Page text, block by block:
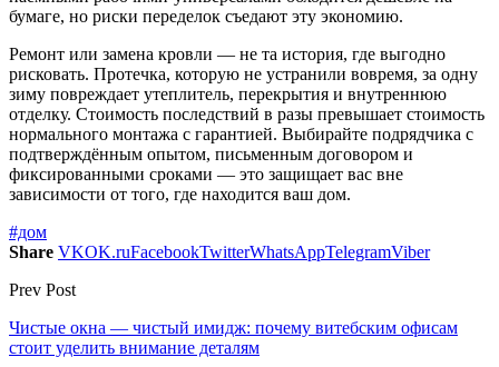
бумаге, но риски переделок съедают эту экономию.
Ремонт или замена кровли — не та история, где выгодно
рисковать. Протечка, которую не устранили вовремя, за одну
зиму повреждает утеплитель, перекрытия и внутреннюю
отделку. Стоимость последствий в разы превышает стоимость
нормального монтажа с гарантией. Выбирайте подрядчика с
подтверждённым опытом, письменным договором и
фиксированными сроками — это защищает вас вне
зависимости от того, где находится ваш дом.
#дом
Share VKOK.ruFacebookTwitterWhatsAppTelegramViber
Prev Post
Чистые окна — чистый имидж: почему витебским офисам
стоит уделить внимание деталям